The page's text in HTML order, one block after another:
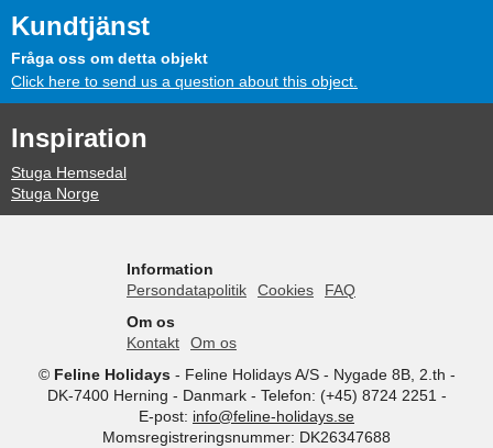
Kundtjänst
Fråga oss om detta objekt
Click here to send us a question about this object.
Inspiration
Stuga Hemsedal
Stuga Norge
Information
Persondatapolitik
Cookies
FAQ
Om os
Kontakt
Om os
© Feline Holidays- Feline Holidays A/S- Nygade 8B, 2.th -
DK-7400 Herning - Danmark - Telefon: (+45) 8724 2251 -
E-post: info@feline-holidays.se
Momsregistreringsnummer: DK26347688